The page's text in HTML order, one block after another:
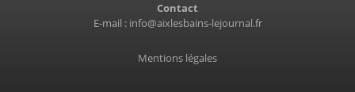
Contact
E-mail : info@aixlesbains-lejournal.fr
Mentions légales